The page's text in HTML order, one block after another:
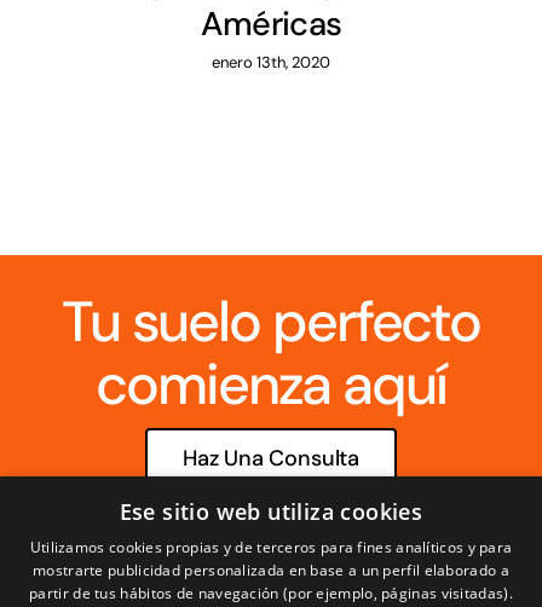
Américas
enero 13th, 2020
Tu suelo perfecto
comienza aquí
Haz Una Consulta
info@parquetscruzgal.com
Ese sitio web utiliza cookies
Utilizamos cookies propias y de terceros para fines analíticos y para
mostrarte publicidad personalizada en base a un perfil elaborado a
partir de tus hábitos de navegación (por ejemplo, páginas visitadas).